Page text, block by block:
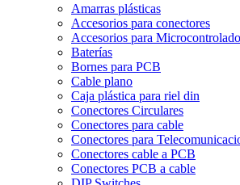
Amarras plásticas
Accesorios para conectores
Accesorios para
Baterías
Bornes para PCB
Cable plano
Caja plástica para riel din
Conectores Circulares
Conectores para cable
Conectores para
Conectores cable a PCB
Conectores PCB a cable